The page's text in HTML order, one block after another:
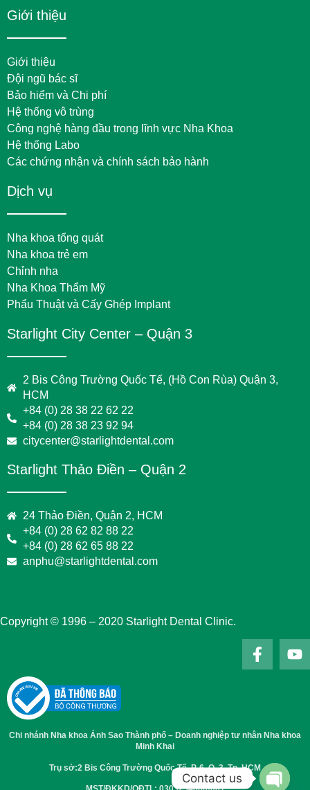
Giới thiệu
Giới thiệu
Đội ngũ bác sĩ
Bảo hiểm và Chi phí
Hệ thống vô trùng
Công nghệ hàng đầu trong lĩnh vực Nha Khoa
Hệ thống Labo
Các chứng nhận và chính sách bảo hành
Dịch vụ
Nha khoa tổng quát
Nha khoa trẻ em
Chỉnh nha
Nha Khoa Thẩm Mỹ
Phẩu Thuật và Cấy Ghép Implant
Starlight City Center – Quận 3
2 Bis Công Trường Quốc Tế, (Hồ Con Rùa) Quận 3,
HCM
+84 (0) 28 38 22 62 22
+84 (0) 28 38 23 92 94
citycenter@starlightdental.com
Starlight Thảo Điền – Quận 2
24 Thảo Điền, Quận 2, HCM
+84 (0) 28 62 82 88 22
+84 (0) 28 62 65 88 22
anphu@starlightdental.com
Copyright © 1996 – 2020 Starlight Dental Clinic.
Chi nhánh Nha khoa Ánh Sao Thành phố – Doanh nghiệp tư nhân Nha khoa
Minh Khai
Trụ sở:2 Bis Công Trường Quốc Tế, P. 6, Q. 3, Tp. HCM
Contact us